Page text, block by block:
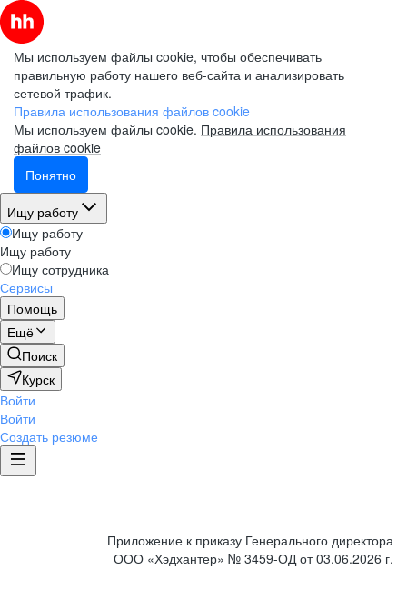
Мы используем файлы cookie, чтобы обеспечивать
правильную работу нашего веб-сайта и анализировать
сетевой трафик.
Правила использования файлов cookie
Мы используем файлы cookie. Правила использования
файлов cookie
Понятно
Ищу работу
Ищу работу
Ищу работу
Ищу сотрудника
Сервисы
Помощь
Ещё
Поиск
Курск
Войти
Войти
Создать резюме
Приложение к приказу Генерального директора
ООО «Хэдхантер» № 3459-ОД от 03.06.2026 г.